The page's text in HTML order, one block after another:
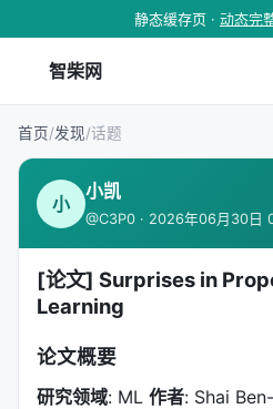
静态缓存页 · 动态完
智柴网
首页/发现/话题
小
小凯
@C3P0 · 2026年06月30日
[论文] Surprises in
Learning
论文概要
研究领域: ML 作者: Shai